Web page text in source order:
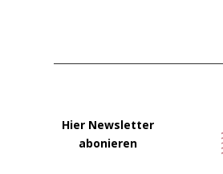
Hier Newsletter
abonieren